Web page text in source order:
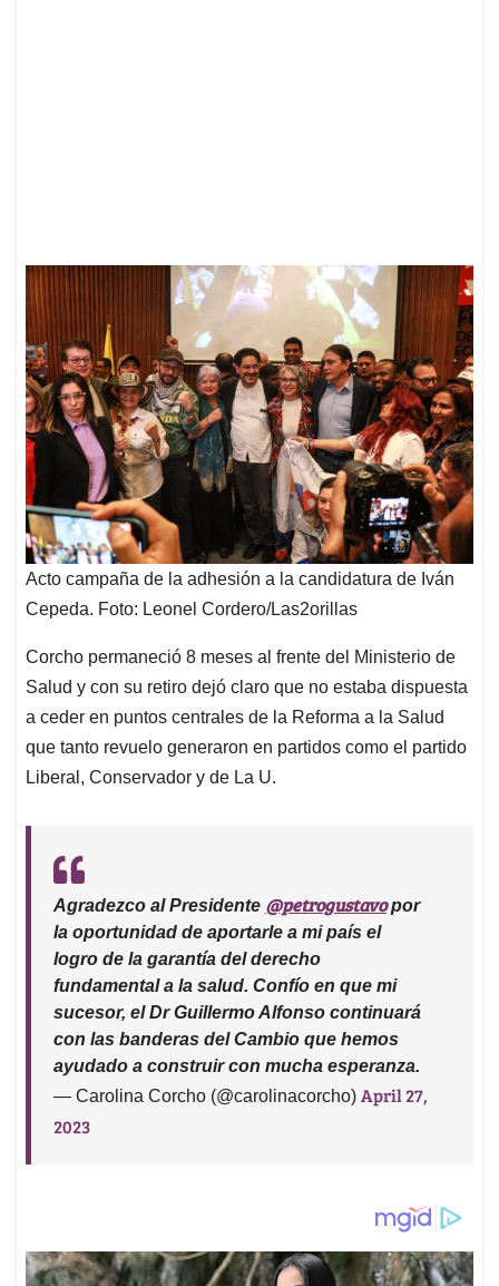
Acto campaña de la adhesión a la candidatura de Iván
Cepeda. Foto: Leonel Cordero/Las2orillas
Corcho permaneció 8 meses al frente del Ministerio de
Salud y con su retiro dejó claro que no estaba dispuesta
a ceder en puntos centrales de la Reforma a la Salud
que tanto revuelo generaron en partidos como el partido
Liberal, Conservador y de La U.
Agradezco al Presidente @petrogustavopor
la oportunidad de aportarle a mi país el
logro de la garantía del derecho
fundamental a la salud. Confío en que mi
sucesor, el Dr Guillermo Alfonso continuará
con las banderas del Cambio que hemos
ayudado a construir con mucha esperanza.
— Carolina Corcho (@carolinacorcho) April 27,
2023